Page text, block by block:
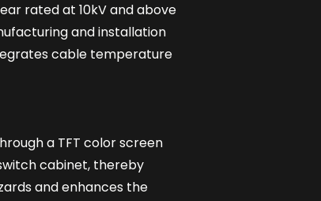
rated at 10kV and above
and installation
cable temperature
a TFT color screen
cabinet, thereby
and enhances the